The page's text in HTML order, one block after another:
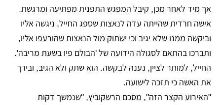
אך מיד לאחר מכן, קיבל המפגש התפנית מפתיעה ומרגשת.
אישה חרדית שהייתה עדה לנאצות שספג החייל, ניגשה אליו
וביקשה ממנו שלא יגיב וכי ישתוק מול הנאצות שהורעפו אליו,
ותברכו בהתאם לסגולה הידועה של 'הבולם פיו בשעת מריבה'.
החייל, למותר לציין, נענה לבקשה. הוא שתק ולא הגיב, ובירך
את האשה כי תזכה לישועה.
"האירוע הקצר הזה", מסכם הרשקוביץ, "שנמשך דקות